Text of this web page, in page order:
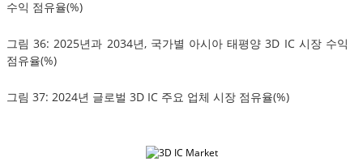
수익 점유율(%)
그림 36: 2025년과 2034년, 국가별 아시아 태평양 3D IC 시장 수익
점유율(%)
그림 37: 2024년 글로벌 3D IC 주요 업체 시장 점유율(%)